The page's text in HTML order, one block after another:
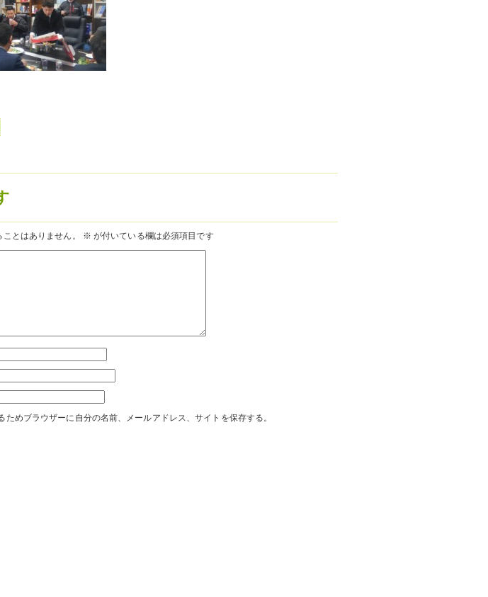
とはありません。 ※ が付いている欄は必須項目です
ためブラウザーに自分の名前、メールアドレス、サイトを保存する。